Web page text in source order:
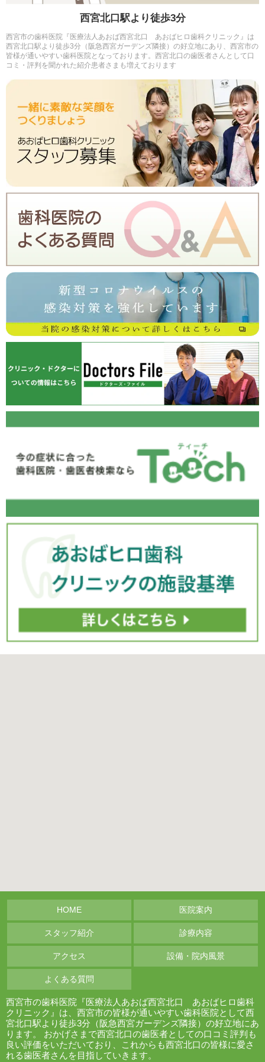
西宮北口駅より徒歩3分
西宮市の歯科医院『医療法人あおば西宮北口 あおばヒロ歯科クリニック』は
西宮北口駅より徒歩3分（阪急西宮ガーデンズ隣接）の好立地にあり、西宮市の
皆様が通いやすい歯科医院となっております。西宮北口の歯医者さんとして口
コミ・評判を聞かれた紹介患者さまも増えております
HOME 医院案内
スタッフ紹介 診療内容
アクセス 設備・院内風景
よくある質問
西宮市の歯科医院『医療法人あおば西宮北口 あおばヒロ歯科
クリニック』は、西宮市の皆様が通いやすい歯科医院として西
宮北口駅より徒歩3分（阪急西宮ガーデンズ隣接）の好立地にあ
ります。 おかげさまで西宮北口の歯医者としての口コミ評判も
良い評価をいただいており、これからも西宮北口の皆様に愛さ
れる歯医者さんを目指していきます。